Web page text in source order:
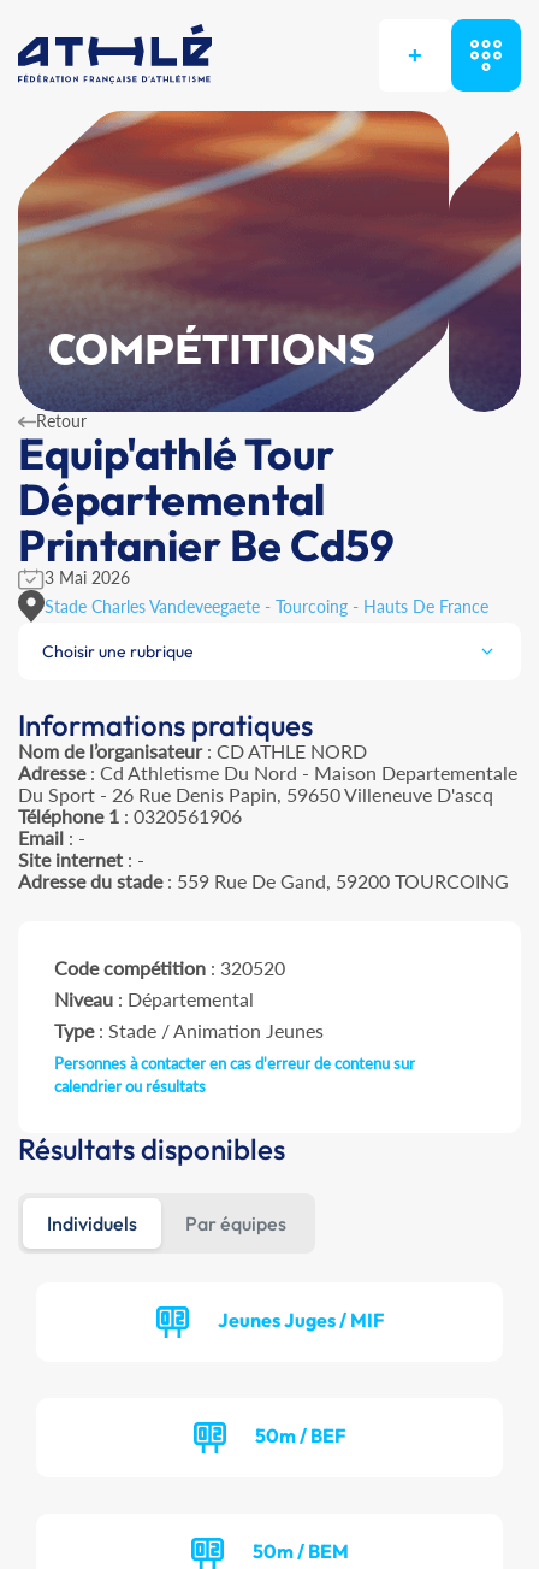
+
COMPÉTITIONS
Retour
Equip'athlé Tour
Départemental
Printanier Be Cd59
3 Mai 2026
Stade Charles Vandeveegaete - Tourcoing - Hauts De France
Choisir une rubrique
Informations pratiques
Nom de l’organisateur: CD ATHLE NORD
Adresse: Cd Athletisme Du Nord - Maison Departementale
Du Sport - 26 Rue Denis Papin, 59650 Villeneuve D'ascq
Téléphone 1 : 0320561906
Email : -
Site internet : -
Adresse du stade: 559 Rue De Gand, 59200 TOURCOING
Code compétition : 320520
Niveau : Départemental
Type: Stade / Animation Jeunes
Personnes à contacter en cas d'erreur de contenu sur
calendrier ou résultats
Résultats disponibles
Individuels Par équipes
Jeunes Juges / MIF
50m / BEF
50m / BEM